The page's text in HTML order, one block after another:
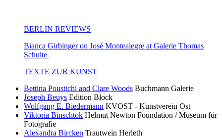
BERLIN REVIEWS
Bianca Girbinger on José Montealegre at Galerie Thomas
Schulte
TEXTE ZUR KUNST
Bettina Pousttchi and Clare Woods Buchmann Galerie
Joseph Beuys Edition Block
Wolfgang E. Biedermann KVOST - Kunstverein Ost
Viktoria Binschtok Helmut Newton Foundation / Museum für
Fotografie
Alexandra Bircken Trautwein Herleth